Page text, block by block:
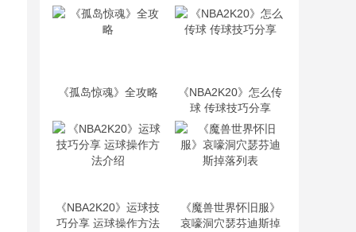
《孤岛惊魂》全攻略
《NBA2K20》怎么传
球 传球技巧分享
《NBA2K20》运球技
巧分享 运球操作方法
《魔兽世界怀旧服》
哀嚎洞穴瑟芬迪斯掉